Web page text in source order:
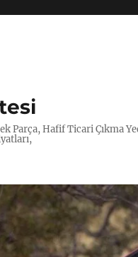
Parça, Hafif Ticari Çıkma